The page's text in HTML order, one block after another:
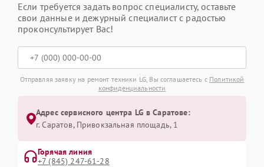
Если требуется задать вопрос специалисту, оставьте
свои данные и дежурный специалист с радостью
проконсультирует Вас!
Отправляя заявку на ремонт техники LG, Вы соглашаетесь с Политикой
конфиденциальности
Адрес сервисного центра LG в Саратове:
г. Саратов, Привокзальная площадь, 1
Горячая линия
+7 (845) 247-61-28